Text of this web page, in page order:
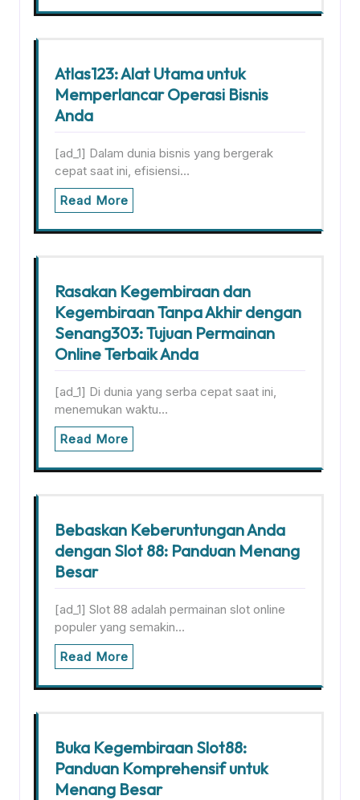
Atlas123: Alat Utama untuk
Memperlancar Operasi Bisnis
Anda
[ad_1] Dalam dunia bisnis yang bergerak
cepat saat ini, efisiensi…
Read More
Rasakan Kegembiraan dan
Kegembiraan Tanpa Akhir dengan
Senang303: Tujuan Permainan
Online Terbaik Anda
[ad_1] Di dunia yang serba cepat saat ini,
menemukan waktu…
Read More
Bebaskan Keberuntungan Anda
dengan Slot 88: Panduan Menang
Besar
[ad_1] Slot 88 adalah permainan slot online
populer yang semakin…
Read More
Buka Kegembiraan Slot88:
Panduan Komprehensif untuk
Menang Besar